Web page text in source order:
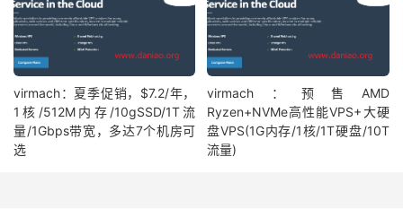
virmach：夏季促销，$7.2/年，
1核/512M内存/10gSSD/1T流
量/1Gbps带宽，多达7个机房可
选
virmach：预售AMD
Ryzen+NVMe高性能VPS+大硬
盘VPS(1G内存/1核/1T硬盘/10T
流量)